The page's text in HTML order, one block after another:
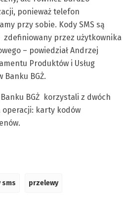
ponieważ telefon
przy sobie. Kody SMS są
zdefiniowany przez użytkownika
– powiedział Andrzej
Produktów i Usług
Banku BGŻ.
BGŻ korzystali z dwóch
karty kodów
sms przelewy